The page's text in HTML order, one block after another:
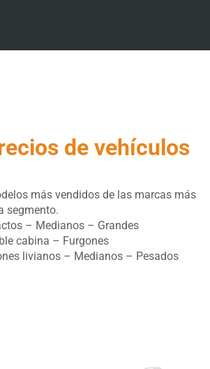
de vehículos
más vendidos de las marcas más
segmento.
– Medianos – Grandes
cabina – Furgones
livianos – Medianos – Pesados